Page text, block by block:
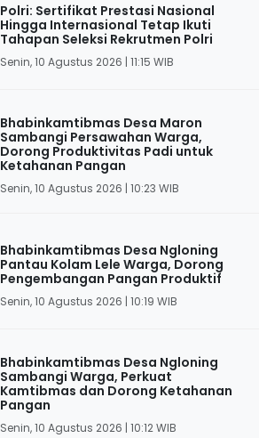
Polri: Sertifikat Prestasi Nasional
Hingga Internasional Tetap Ikuti
Tahapan Seleksi Rekrutmen Polri
Senin, 10 Agustus 2026 | 11:15 WIB
Bhabinkamtibmas Desa Maron
Sambangi Persawahan Warga,
Dorong Produktivitas Padi untuk
Ketahanan Pangan
Senin, 10 Agustus 2026 | 10:23 WIB
Bhabinkamtibmas Desa Ngloning
Pantau Kolam Lele Warga, Dorong
Pengembangan Pangan Produktif
Senin, 10 Agustus 2026 | 10:19 WIB
Bhabinkamtibmas Desa Ngloning
Sambangi Warga, Perkuat
Kamtibmas dan Dorong Ketahanan
Pangan
Senin, 10 Agustus 2026 | 10:12 WIB